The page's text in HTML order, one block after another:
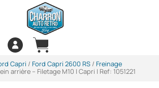
Capri / Ford Capri 2600 RS / Freinage
arrière – Filetage M10 | Capri | Ref: 1051221